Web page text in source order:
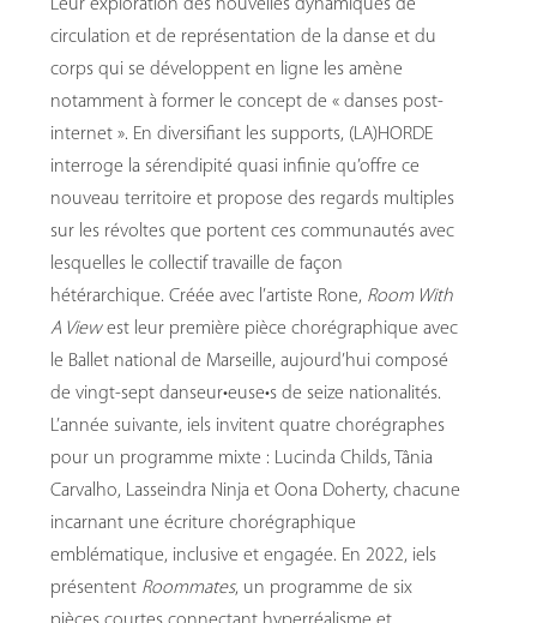
Leur exploration des nouvelles dynamiques de
circulation et de représentation de la danse et du
corps qui se développent en ligne les amène
notamment à former le concept de « danses post-
internet ». En diversifiant les supports, (LA)HORDE
interroge la sérendipité quasi infinie qu’offre ce
nouveau territoire et propose des regards multiples
sur les révoltes que portent ces communautés avec
lesquelles le collectif travaille de façon
hétérarchique. Créée avec l’artiste Rone, Room With
A Viewest leur première pièce chorégraphique avec
le Ballet national de Marseille, aujourd’hui composé
de vingt-sept danseur•euse•s de seize nationalités.
L’année suivante, iels invitent quatre chorégraphes
pour un programme mixte : Lucinda Childs, Tânia
Carvalho, Lasseindra Ninja et Oona Doherty, chacune
incarnant une écriture chorégraphique
emblématique, inclusive et engagée. En 2022, iels
présentent Roommates, un programme de six